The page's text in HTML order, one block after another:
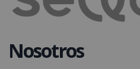
Nosotros